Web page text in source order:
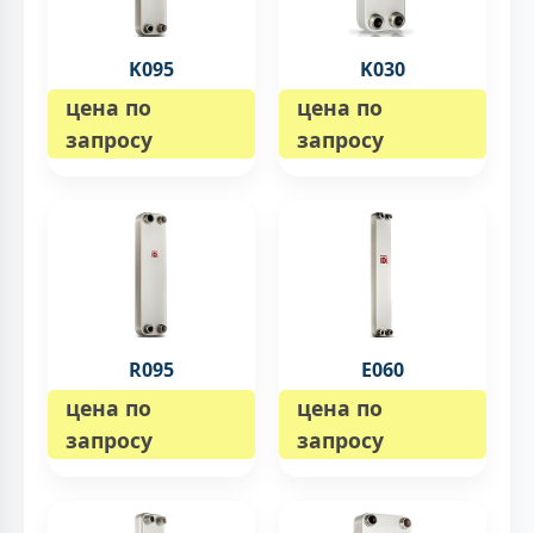
K095
цена по
запросу
K030
цена по
запросу
R095
цена по
запросу
E060
цена по
запросу